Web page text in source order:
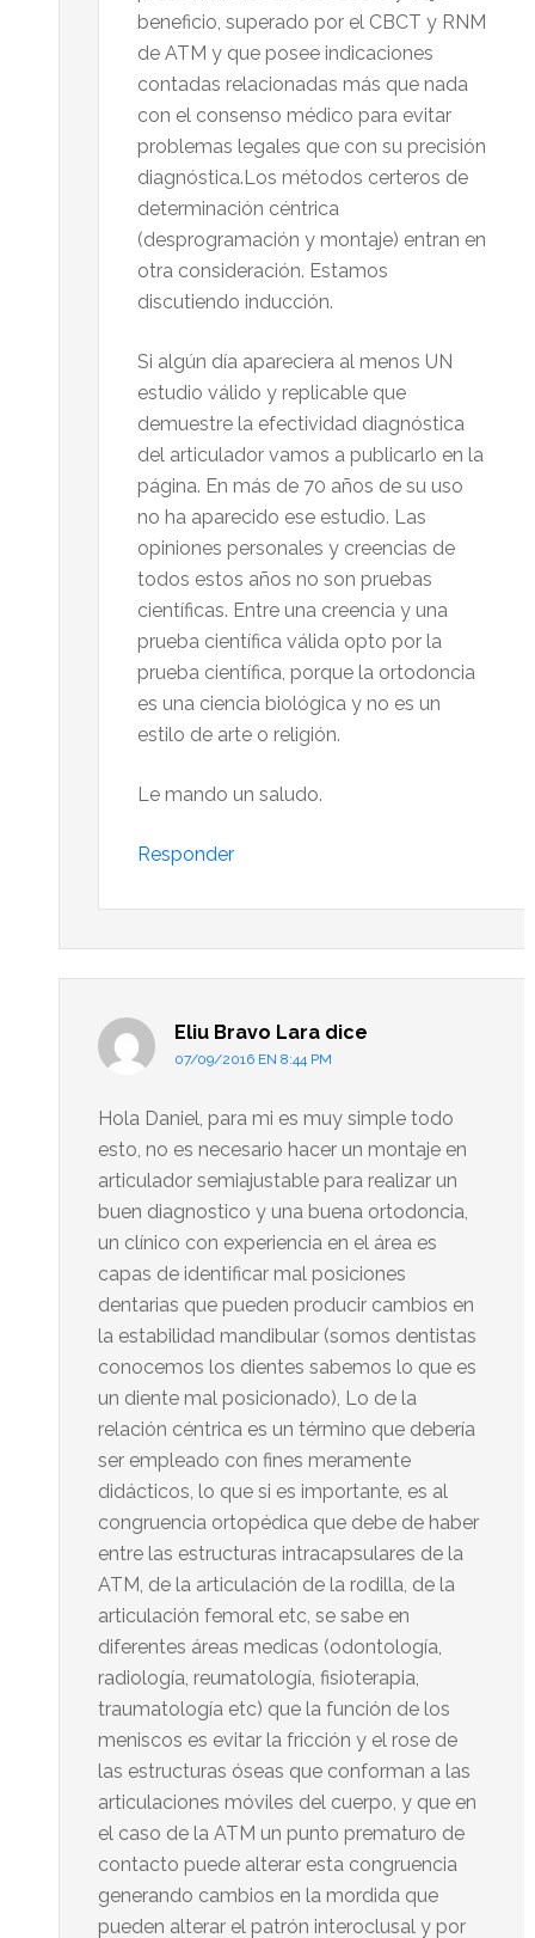
beneficio, superado por el CBCT y RNM
de ATM y que posee indicaciones
contadas relacionadas más que nada
con el consenso médico para evitar
problemas legales que con su precisión
diagnóstica.Los métodos certeros de
determinación céntrica
(desprogramación y montaje) entran en
otra consideración. Estamos
discutiendo inducción.
Si algún día apareciera al menos UN
estudio válido y replicable que
demuestre la efectividad diagnóstica
del articulador vamos a publicarlo en la
página. En más de 70 años de su uso
no ha aparecido ese estudio. Las
opiniones personales y creencias de
todos estos años no son pruebas
científicas. Entre una creencia y una
prueba científica válida opto por la
prueba científica, porque la ortodoncia
es una ciencia biológica y no es un
estilo de arte o religión.
Le mando un saludo.
Responder
Eliu Bravo Lara dice
07/09/2016 EN 8:44 PM
Hola Daniel, para mi es muy simple todo
esto, no es necesario hacer un montaje en
articulador semiajustable para realizar un
buen diagnostico y una buena ortodoncia,
un clínico con experiencia en el área es
capas de identificar mal posiciones
dentarias que pueden producir cambios en
la estabilidad mandibular (somos dentistas
conocemos los dientes sabemos lo que es
un diente mal posicionado), Lo de la
relación céntrica es un término que debería
ser empleado con fines meramente
didácticos, lo que si es importante, es al
congruencia ortopédica que debe de haber
entre las estructuras intracapsulares de la
ATM, de la articulación de la rodilla, de la
articulación femoral etc, se sabe en
diferentes áreas medicas (odontología,
radiología, reumatología, fisioterapia,
traumatología etc) que la función de los
meniscos es evitar la fricción y el rose de
las estructuras óseas que conforman a las
articulaciones móviles del cuerpo, y que en
el caso de la ATM un punto prematuro de
contacto puede alterar esta congruencia
generando cambios en la mordida que
pueden alterar el patrón interoclusal y por